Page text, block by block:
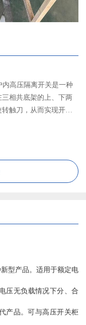
内高压隔离开关是一种
相共底架的上、下两
触刀，从而实现开关
开关基础上增加带接地
品设计紧凑、占用空
压12千伏交流50Hz及
，分合电路之用。可
开关采用JSXGN-12型
作力并增加了转动灵
接地型、穿墙接地型，
静触头双接地等。额
10型手动操作机构，
；且在24h内测得的
15℃； c、湿度条件：
过90%；月水蒸气压力
型产品。适用于额定电
压无负载情况下分、合
产品。可与高压开关柜